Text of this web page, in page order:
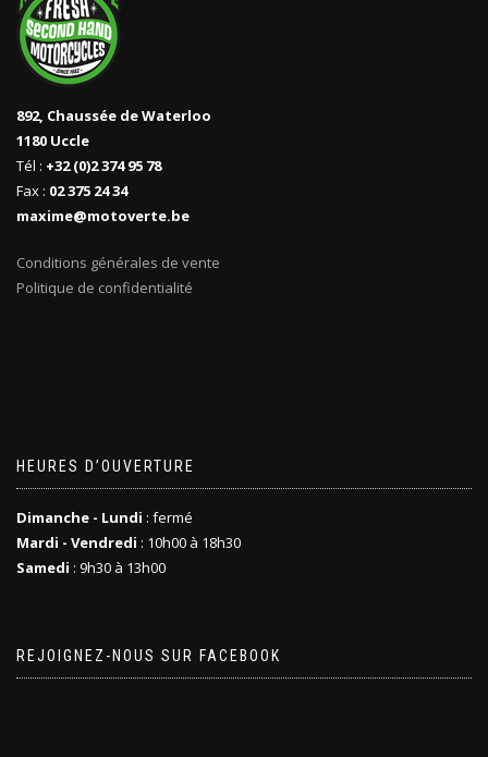
892, Chaussée de Waterloo
1180 Uccle
Tél : +32 (0)2 374 95 78
Fax : 02 375 24 34
maxime@motoverte.be
Conditions générales de vente
Politique de confidentialité
HEURES D’OUVERTURE
Dimanche - Lundi : fermé
Mardi - Vendredi : 10h00 à 18h30
Samedi : 9h30 à 13h00
REJOIGNEZ-NOUS SUR FACEBOOK